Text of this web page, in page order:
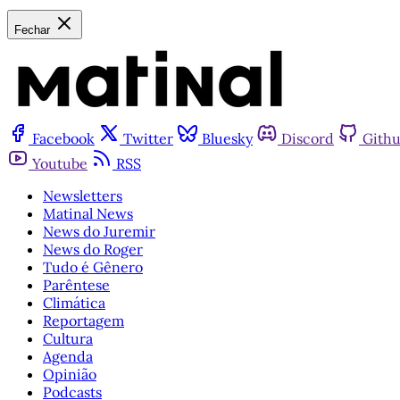
Fechar
Facebook Twitter Bluesky Discord
Youtube
RSS
Newsletters
Matinal News
News do Juremir
News do Roger
Tudo é Gênero
Parêntese
Climática
Reportagem
Cultura
Agenda
Opinião
Podcasts